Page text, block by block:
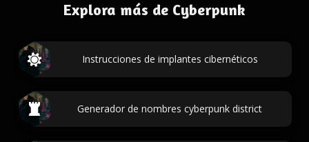
Explora más de Cyberpunk
Instrucciones de implantes cibernéticos
Generador de nombres cyberpunk district